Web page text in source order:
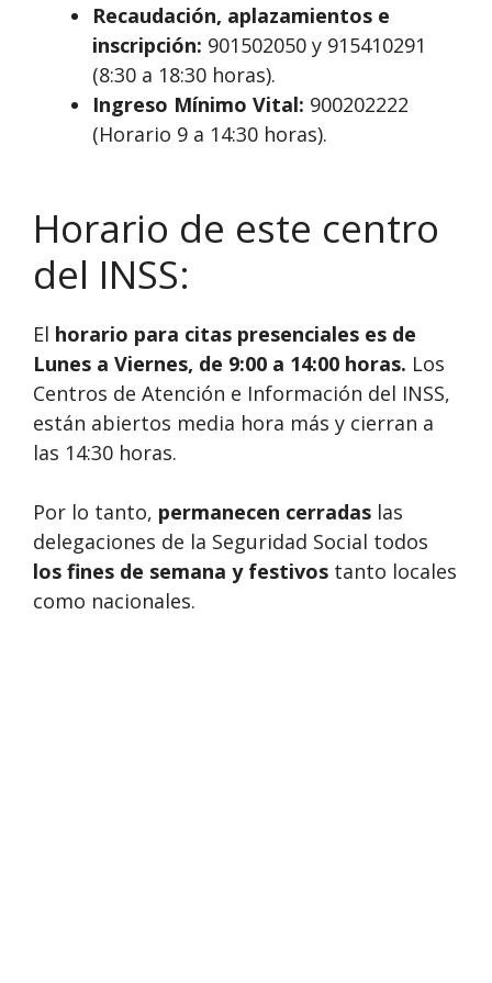
Recaudación, aplazamientos e
inscripción: 901502050 y 915410291
(8:30 a 18:30 horas).
Ingreso Mínimo Vital: 900202222
(Horario 9 a 14:30 horas).
Horario de este centro
del INSS:
El horario para citas presenciales es de
Lunes a Viernes, de 9:00 a 14:00 horas. Los
Centros de Atención e Información del INSS,
están abiertos media hora más y cierran a
las 14:30 horas.
Por lo tanto, permanecen cerradas las
delegaciones de la Seguridad Social todos
los fines de semana y festivos tanto locales
como nacionales.